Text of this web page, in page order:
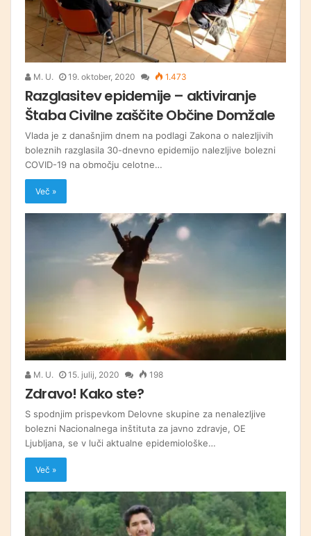
M. U. 19. oktober, 2020 1.473
Razglasitev epidemije – aktiviranje
Štaba Civilne zaščite Občine Domžale
Vlada je z današnjim dnem na podlagi Zakona o nalezljivih
boleznih razglasila 30-dnevno epidemijo nalezljive bolezni
COVID-19 na območju celotne…
Več »
M. U. 15. julij, 2020 198
Zdravo! Kako ste?
S spodnjim prispevkom Delovne skupine za nenalezljive
bolezni Nacionalnega inštituta za javno zdravje, OE
Ljubljana, se v luči aktualne epidemiološke…
Več »